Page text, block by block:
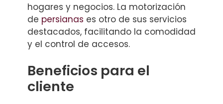
hogares y negocios. La motorización
de persianas es otro de sus servicios
destacados, facilitando la comodidad
y el control de accesos.
Beneficios para el
cliente